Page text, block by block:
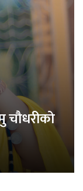
चौधरीको